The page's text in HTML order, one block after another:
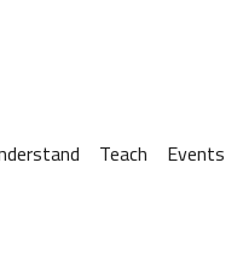
Teach Events